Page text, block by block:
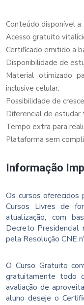
Conteúdo disponível a
Acesso gratuito
Certificado emitido a
Disponibilidade de
Material otimizado
inclusive celular.
Possibilidade de
Diferencial de
Tempo extra para
Plataforma sem
Informação
Os cursos oferecidos
Cursos Livres de
atualização, com
Decreto
pela Resolução CNE
O Curso Gratuito
gratuitamente todo
avaliação de
aluno deseje o